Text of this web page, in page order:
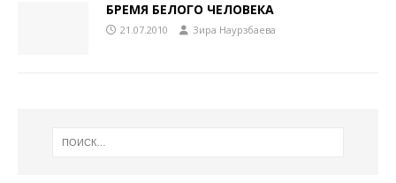
БРЕМЯ БЕЛОГО ЧЕЛОВЕКА
21.07.2010 Зира Наурзбаева